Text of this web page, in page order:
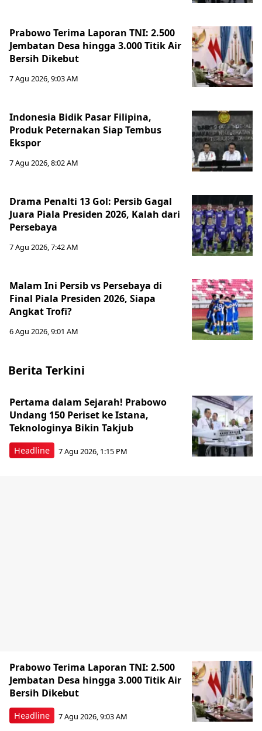
Prabowo Terima Laporan TNI: 2.500
Jembatan Desa hingga 3.000 Titik Air
Bersih Dikebut
7 Agu 2026, 9:03 AM
Indonesia Bidik Pasar Filipina,
Produk Peternakan Siap Tembus
Ekspor
7 Agu 2026, 8:02 AM
Drama Penalti 13 Gol: Persib Gagal
Juara Piala Presiden 2026, Kalah dari
Persebaya
7 Agu 2026, 7:42 AM
Malam Ini Persib vs Persebaya di
Final Piala Presiden 2026, Siapa
Angkat Trofi?
6 Agu 2026, 9:01 AM
Berita Terkini
Headline
Pertama dalam Sejarah! Prabowo
Undang 150 Periset ke Istana,
Teknologinya Bikin Takjub
7 Agu 2026, 1:15 PM
Headline
Prabowo Terima Laporan TNI: 2.500
Jembatan Desa hingga 3.000 Titik Air
Bersih Dikebut
7 Agu 2026, 9:03 AM